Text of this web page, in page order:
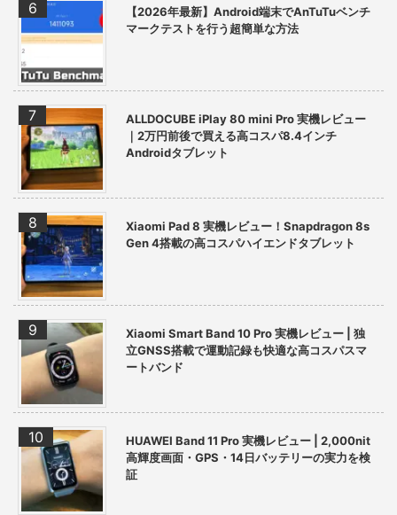
【2026年最新】Android端末でAnTuTuベンチ
マークテストを行う超簡単な方法
ALLDOCUBE iPlay 80 mini Pro 実機レビュー
｜2万円前後で買える高コスパ8.4インチ
Androidタブレット
Xiaomi Pad 8 実機レビュー！Snapdragon 8s
Gen 4搭載の高コスパハイエンドタブレット
Xiaomi Smart Band 10 Pro 実機レビュー | 独
立GNSS搭載で運動記録も快適な高コスパスマ
ートバンド
HUAWEI Band 11 Pro 実機レビュー | 2,000nit
高輝度画面・GPS・14日バッテリーの実力を検
証